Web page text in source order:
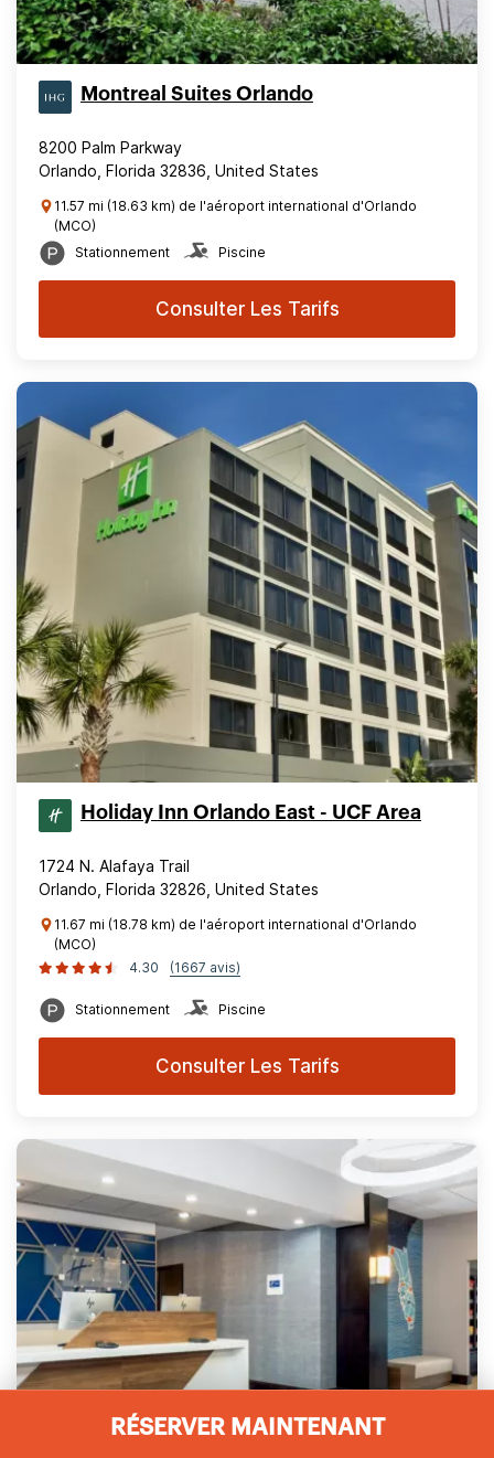
RÉSERVER MAINTENANT
Montreal Suites Orlando
8200 Palm Parkway
Orlando, Florida 32836, United States
11.57 mi (18.63 km) de l'aéroport international d'Orlando
(MCO)
Stationnement
Piscine
Consulter Les Tarifs
Holiday Inn Orlando East - UCF Area
1724 N. Alafaya Trail
Orlando, Florida 32826, United States
11.67 mi (18.78 km) de l'aéroport international d'Orlando
(MCO)
4.30
(1667 avis)
Stationnement Piscine
Consulter Les Tarifs